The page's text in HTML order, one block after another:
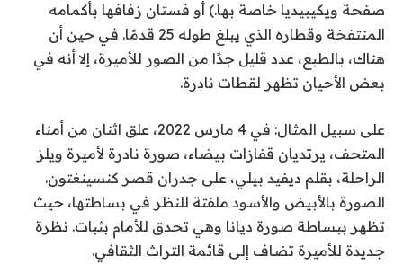
صفحة ويكيبيديا خاصة بها.) أو فستان زفافها بأكمامه
المنتفخة وقطاره الذي يبلغ طوله 25 قدمًا. في حين أن
هناك، بالطبع، عدد قليل جدًا من الصور للأميرة، إلا أنه في
بعض الأحيان تظهر لقطات نادرة.
على سبيل المثال: في 4 مارس 2022، علق اثنان من أمناء
المتحف، يرتديان قفازات بيضاء، صورة نادرة لأميرة ويلز
الراحلة، بقلم ديفيد بيلي، على جدران قصر كنسينغتون.
الصورة بالأبيض والأسود ملفتة للنظر في بساطتها، حيث
تظهر ببساطة صورة ديانا وهي تحدق للأمام بثبات. نظرة
جديدة للأميرة تضاف إلى قائمة التراث الثقافي.